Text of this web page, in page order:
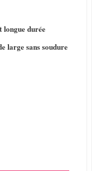
longue durée
large sans soudure